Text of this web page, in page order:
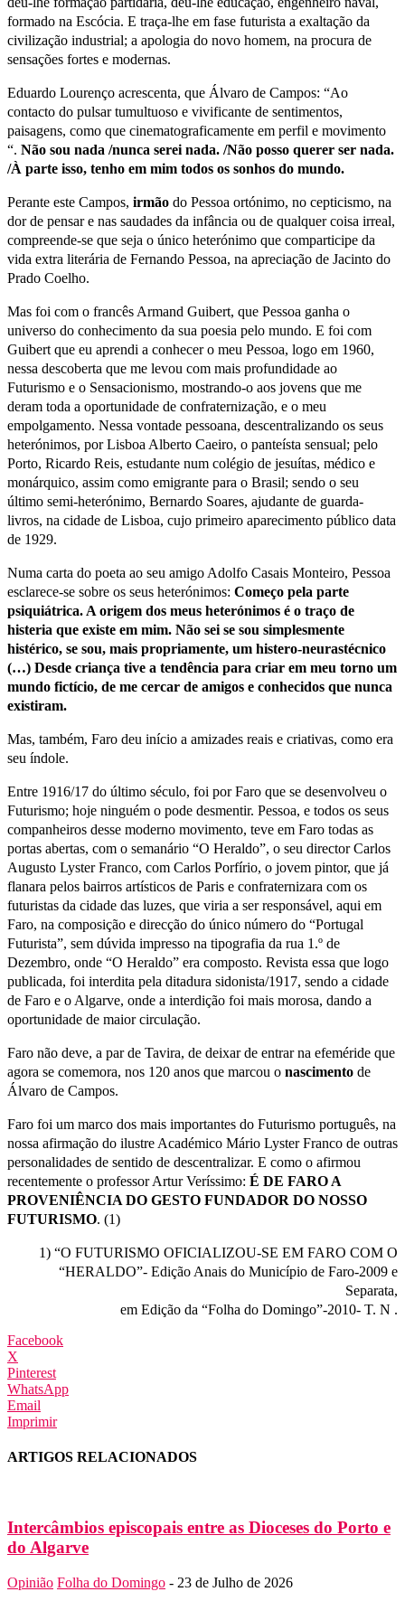
formado na Escócia. E traça-lhe em fase futurista a exaltação da
civilização industrial; a apologia do novo homem, na procura de
sensações fortes e modernas.
Eduardo Lourenço acrescenta, que Álvaro de Campos: “Ao
contacto do pulsar tumultuoso e vivificante de sentimentos,
paisagens, como que cinematograficamente em perfil e movimento
“. Não sou nada /nunca serei nada. /Não posso querer ser nada.
/À parte isso, tenho em mim todos os sonhos do mundo.
Perante este Campos, irmão do Pessoa ortónimo, no cepticismo, na
dor de pensar e nas saudades da infância ou de qualquer coisa irreal,
compreende-se que seja o único heterónimo que comparticipe da
vida extra literária de Fernando Pessoa, na apreciação de Jacinto do
Prado Coelho.
Mas foi com o francês Armand Guibert, que Pessoa ganha o
universo do conhecimento da sua poesia pelo mundo. E foi com
Guibert que eu aprendi a conhecer o meu Pessoa, logo em 1960,
nessa descoberta que me levou com mais profundidade ao
Futurismo e o Sensacionismo, mostrando-o aos jovens que me
deram toda a oportunidade de confraternização, e o meu
empolgamento. Nessa vontade pessoana, descentralizando os seus
heterónimos, por Lisboa Alberto Caeiro, o panteísta sensual; pelo
Porto, Ricardo Reis, estudante num colégio de jesuítas, médico e
monárquico, assim como emigrante para o Brasil; sendo o seu
último semi-heterónimo, Bernardo Soares, ajudante de guarda-
livros, na cidade de Lisboa, cujo primeiro aparecimento público data
de 1929.
Numa carta do poeta ao seu amigo Adolfo Casais Monteiro, Pessoa
esclarece-se sobre os seus heterónimos: Começo pela parte
psiquiátrica. A origem dos meus heterónimos é o traço de
histeria que existe em mim. Não sei se sou simplesmente
histérico, se sou, mais propriamente, um histero-neurastécnico
(…) Desde criança tive a tendência para criar em meu torno um
mundo fictício, de me cercar de amigos e conhecidos que nunca
existiram.
Mas, também, Faro deu início a amizades reais e criativas, como era
seu índole.
Entre 1916/17 do último século, foi por Faro que se desenvolveu o
Futurismo; hoje ninguém o pode desmentir. Pessoa, e todos os seus
companheiros desse moderno movimento, teve em Faro todas as
portas abertas, com o semanário “O Heraldo”, o seu director Carlos
Augusto Lyster Franco, com Carlos Porfírio, o jovem pintor, que já
flanara pelos bairros artísticos de Paris e confraternizara com os
futuristas da cidade das luzes, que viria a ser responsável, aqui em
Faro, na composição e direcção do único número do “Portugal
Futurista”, sem dúvida impresso na tipografia da rua 1.º de
Dezembro, onde “O Heraldo” era composto. Revista essa que logo
publicada, foi interdita pela ditadura sidonista/1917, sendo a cidade
de Faro e o Algarve, onde a interdição foi mais morosa, dando a
oportunidade de maior circulação.
Faro não deve, a par de Tavira, de deixar de entrar na efeméride que
agora se comemora, nos 120 anos que marcou o nascimento de
Álvaro de Campos.
Faro foi um marco dos mais importantes do Futurismo português, na
nossa afirmação do ilustre Académico Mário Lyster Franco de outras
personalidades de sentido de descentralizar. E como o afirmou
recentemente o professor Artur Veríssimo: É DE FARO A
PROVENIÊNCIA DO GESTO FUNDADOR DO NOSSO
FUTURISMO. (1)
1) “O FUTURISMO OFICIALIZOU-SE EM FARO COM O
“HERALDO”- Edição Anais do Município de Faro-2009 e
Separata,
em Edição da “Folha do Domingo”-2010- T. N .
Facebook
X
Pinterest
WhatsApp
Email
Imprimir
ARTIGOS RELACIONADOS
Intercâmbios episcopais entre as Dioceses do Porto e
do Algarve
Opinião Folha do Domingo - 23 de Julho de 2026